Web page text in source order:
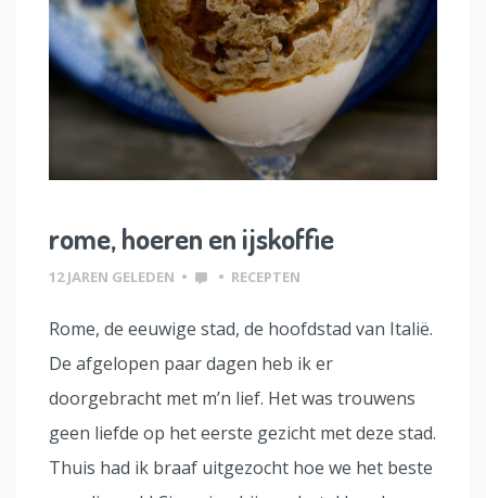
rome, hoeren en ijskoffie
12 JAREN GELEDEN • • RECEPTEN
Rome, de eeuwige stad, de hoofdstad van Italië.
De afgelopen paar dagen heb ik er
doorgebracht met m’n lief. Het was trouwens
geen liefde op het eerste gezicht met deze stad.
Thuis had ik braaf uitgezocht hoe we het beste